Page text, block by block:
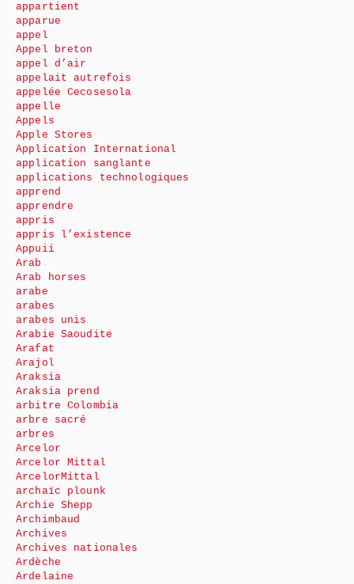
appartient
apparue
appel
Appel breton
appel d’air
appelait autrefois
appelée Cecosesola
appelle
Appels
Apple Stores
Application International
application sanglante
applications technologiques
apprend
apprendre
appris
appris l’existence
Appuii
Arab
Arab horses
arabe
arabes
arabes unis
Arabie Saoudite
Arafat
Arajol
Araksia
Araksia prend
arbitre Colombia
arbre sacré
arbres
Arcelor
Arcelor Mittal
ArcelorMittal
archaïc plounk
Archie Shepp
Archimbaud
Archives
Archives nationales
Ardèche
Ardelaine